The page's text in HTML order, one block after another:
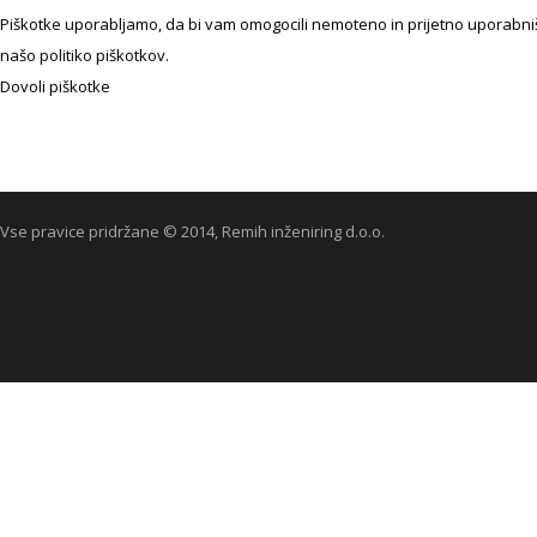
Piškotke uporabljamo, da bi vam omogocili nemoteno in prijetno
našo politiko piškotkov.
Dovoli piškotke
Vse pravice pridržane © 2014, Remih inženiring d.o.o.